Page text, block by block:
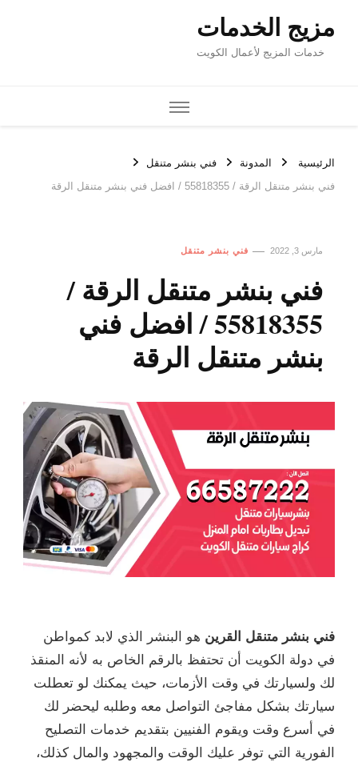
مزيج الخدمات
خدمات المزيج لأعمال الكويت
الرئيسية المدونة
فني بنشر متنقل
فني بنشر متنقل الرقة / 55818355‬ / افضل فني بنشر متنقل الرقة
مارس 3, 2022 فني بنشر متنقل
فني بنشر متنقل الرقة /
55818355‬ / افضل فني
بنشر متنقل الرقة
فني بنشر متنقل القرين هو البنشر الذي لابد كمواطن
في دولة الكويت أن تحتفظ بالرقم الخاص به لأنه المنقذ
لك ولسيارتك في وقت الأزمات، حيث يمكنك لو تعطلت
سيارتك بشكل مفاجئ التواصل معه وطلبه ليحضر لك
في أسرع وقت ويقوم الفنيين بتقديم خدمات التصليح
الفورية التي توفر عليك الوقت والمجهود والمال كذلك،